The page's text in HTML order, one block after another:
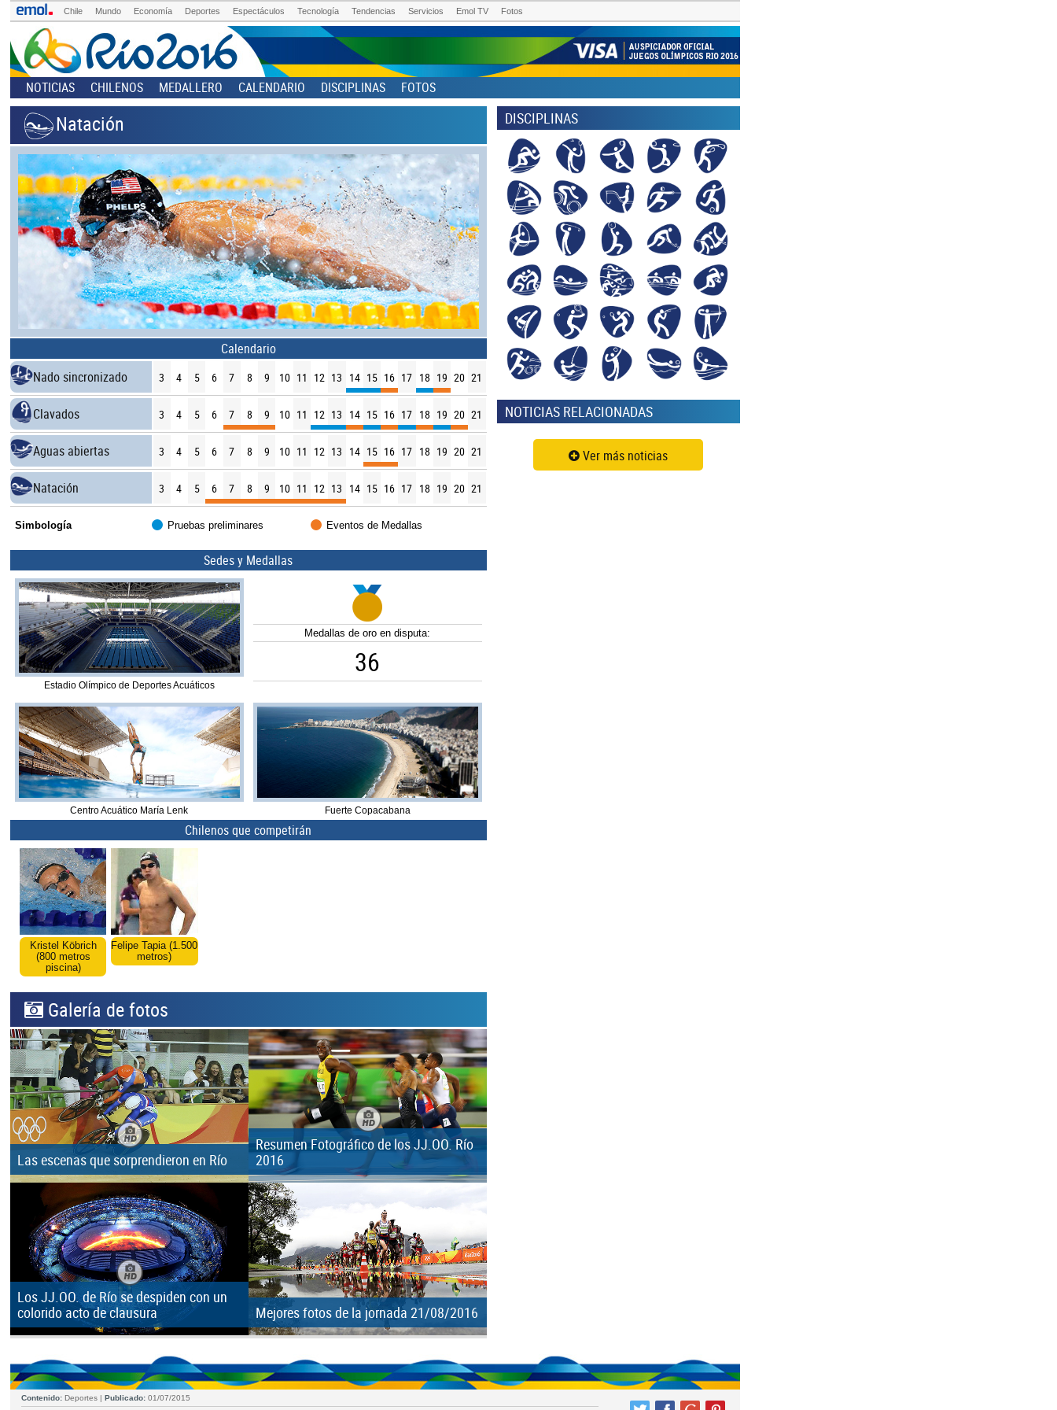
Chile Mundo Economía Deportes Espectáculos Tecnología Tendencias Servicios Emol TV Fotos
NOTICIAS CHILENOS MEDALLERO CALENDARIO DISCIPLINAS FOTOS
Natación
Calendario
Nado sincronizado
3 4 5 6 7 8 9 10 11 12 13 14 15 16 17 18 19 20 21
Clavados 3 4 5 6 7 8 9 10 11 12 13 14 15 16 17 18 19 20 21
Aguas abiertas 3 4 5 6 7 8 9 10 11 12 13 14 15 16 17 18 19 20 21
Natación 3 4 5 6 7 8 9 10 11 12 13 14 15 16 17 18 19 20 21
Simbología Pruebas preliminares Eventos de Medallas
Sedes y Medallas
Estadio Olímpico de Deportes Acuáticos
Medallas de oro en disputa:
36
Centro Acuático María Lenk Fuerte Copacabana
Chilenos que competirán
Kristel Köbrich
(800 metros
piscina)
Felipe Tapia (1.500
metros)
DISCIPLINAS
NOTICIAS RELACIONADAS
Ver más noticias
Galería de fotos
Las escenas que sorprendieron en Río
Resumen Fotográfico de los JJ.OO. Río
2016
Los JJ.OO. de Río se despiden con un
colorido acto de clausura
Mejores fotos de la jornada 21/08/2016
Contenido: Deportes |Publicado: 01/07/2015